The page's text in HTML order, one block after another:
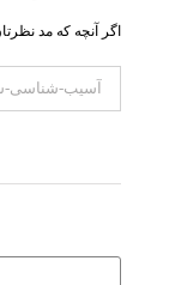
اگر آنچه که مد